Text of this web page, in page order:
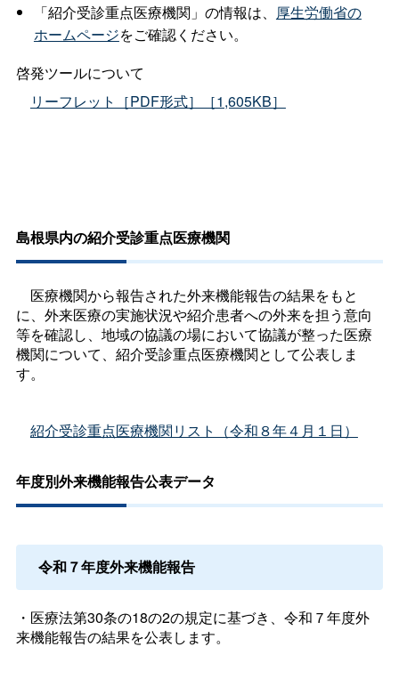
「紹介受診重点医療機関」の情報は、 厚生労働省の
ホームページをご確認ください。
啓発ツールについて
リーフレット［PDF形式］［1,605KB］
島根県内の紹介受診重点医療機関
医療機関から報告された外来機能報告の結果をもと
に、外来医療の実施状況や紹介患者への外来を担う意向
等を確認し、地域の協議の場において協議が整った医療
機関について、紹介受診重点医療機関として公表しま
す。
紹介受診重点医療機関リスト（令和８年４月１日）
年度別外来機能報告公表データ
令和７年度外来機能報告
・医療法第30条の18の2の規定に基づき、令和７年度外
来機能報告の結果を公表します。